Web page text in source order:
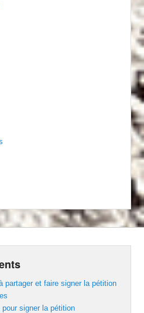
partager et faire signer la pétition
pour signer la pétition